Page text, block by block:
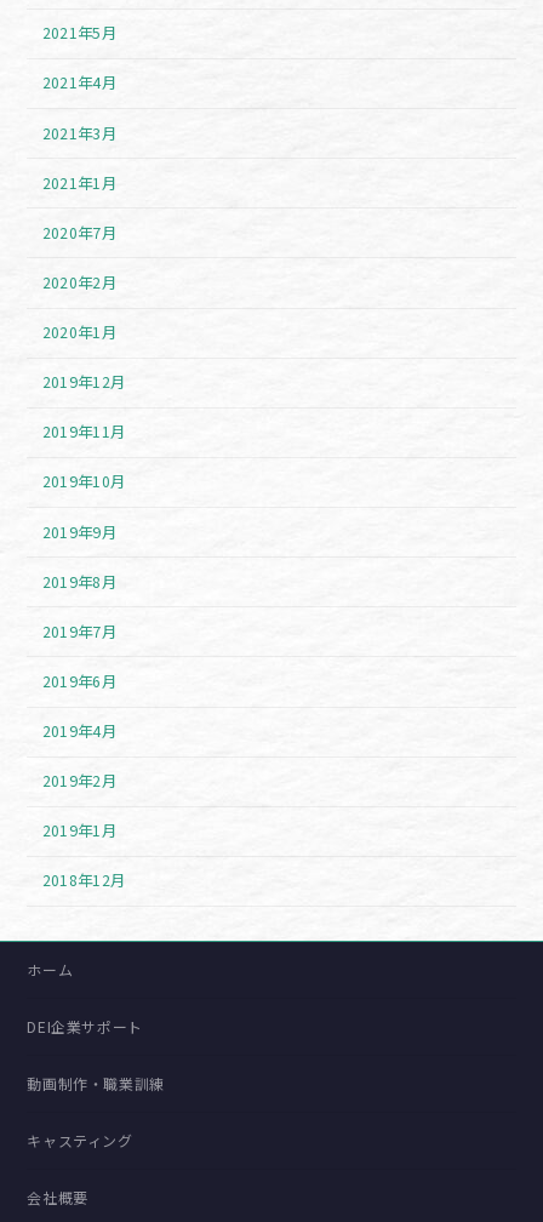
2021年5月
2021年4月
2021年3月
2021年1月
2020年7月
2020年2月
2020年1月
2019年12月
2019年11月
2019年10月
2019年9月
2019年8月
2019年7月
2019年6月
2019年4月
2019年2月
2019年1月
2018年12月
ホーム
DEI企業サポート
動画制作・職業訓練
キャスティング
会社概要